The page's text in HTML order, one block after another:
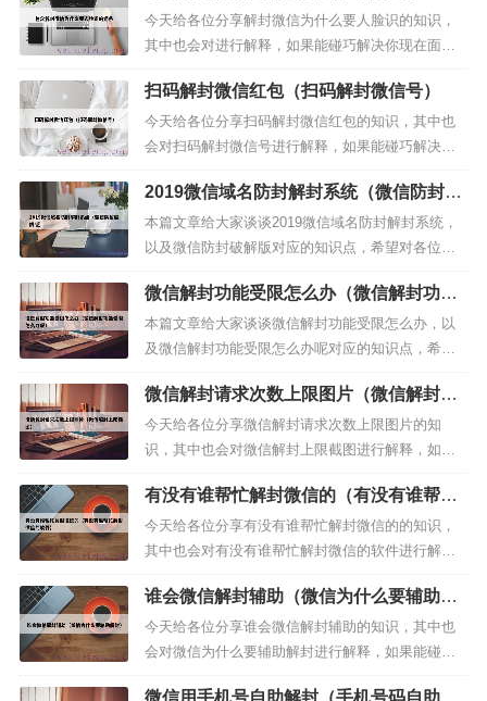
目录一览：1、请问一下如何微信解封辅助验证2、
微信怎么辅助好友验...
今天给各位分享解封微信为什么要人脸识的知识，
其中也会对进行解释，如果能碰巧解决你现在面临
的问题，别忘了关注本站（微信解封平台），现在
开始吧！本文目录一览：关于解封微信为什么要人
脸识和的介绍到此就结束了，不知道你从中找到你
需要的信息了吗 ？如...
扫码解封微信红包（扫码解封微信号）
今天给各位分享扫码解封微信红包的知识，其中也
会对扫码解封微信号进行解释，如果能碰巧解决你
现在面临的问题，别忘了关注本站（微信解封平
台），现在开始吧！本文目录一览：1、微信红包怎
么解封限制功能，怎么解除被限制暂停的微信红包
功能2、微信红包被封...
2019微信域名防封解封系统（微信防封破
解版）
本篇文章给大家谈谈2019微信域名防封解封系统，
以及微信防封破解版对应的知识点，希望对各位有
所帮助，不要忘了收藏本站喔。本文目录一览：1、
微信域名防封技术，微信域名总是被封如何解决2、
微信怎么防封域名3、微信域名解封，域名被微信封
了怎么解封...
微信解封功能受限怎么办（微信解封功能
受限怎么办呢）
本篇文章给大家谈谈微信解封功能受限怎么办，以
及微信解封功能受限怎么办呢对应的知识点，希望
对各位有所帮助，不要忘了收藏本站喔。本文目录
一览：1、我的微信聊天功能被限制怎么解封？2、
微信账户部分功能被限制该怎样解封呀？3、微信功
能被限制怎么解封...
微信解封请求次数上限图片（微信解封上
限截图）
今天给各位分享微信解封请求次数上限图片的知
识，其中也会对微信解封上限截图进行解释，如果
能碰巧解决你现在面临的问题，别忘了关注本站
（微信解封平台），现在开始吧！本文目录一览：
1、微信解封次数达到上限怎么办？2、微信号被
封，解封次数已达上限，怎...
有没有谁帮忙解封微信的（有没有谁帮忙
解封微信的软件）
今天给各位分享有没有谁帮忙解封微信的的知识，
其中也会对有没有谁帮忙解封微信的软件进行解
释，如果能碰巧解决你现在面临的问题，别忘了关
注本站（微信解封平台），现在开始吧！本文目录
一览：1、怎么帮朋友解封微信2、微信怎么帮别人
解封？3、怎么帮助别...
谁会微信解封辅助（微信为什么要辅助解
封）
今天给各位分享谁会微信解封辅助的知识，其中也
会对微信为什么要辅助解封进行解释，如果能碰巧
解决你现在面临的问题，别忘了关注本站（微信解